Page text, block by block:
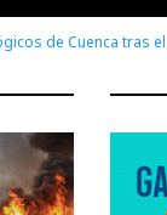
de Cuenca tras